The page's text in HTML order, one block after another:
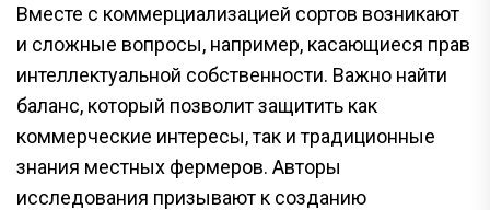
Вместе с коммерциализацией сортов возникают
и сложные вопросы, например, касающиеся прав
интеллектуальной собственности. Важно найти
баланс, который позволит защитить как
коммерческие интересы, так и традиционные
знания местных фермеров. Авторы
исследования призывают к созданию